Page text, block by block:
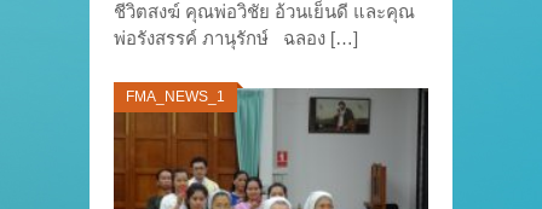
ชีวิตสงฆ์ คุณพ่อวิชัย อ้วนเย็นดี และคุณ
พ่อรังสรรค์ ภานุรักษ์ ฉลอง […]
FMA_NEWS_1